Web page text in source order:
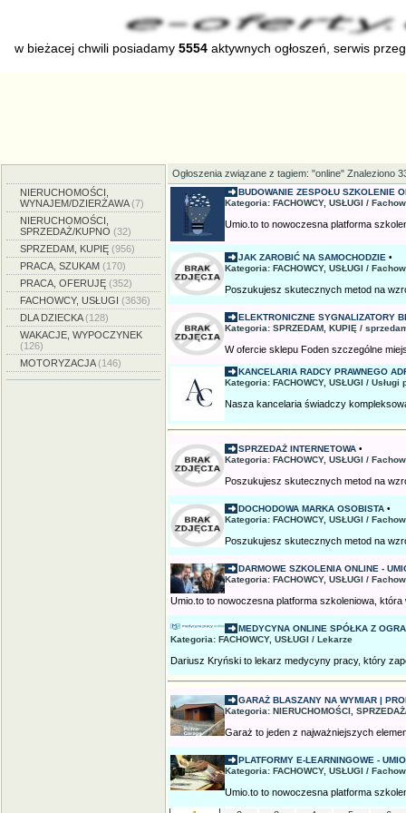
w bieżacej chwili posiadamy 5554 aktywnych ogłoszeń, serwis
NIERUCHOMOŚCI,
WYNAJEM/DZIERŻAWA(7)
NIERUCHOMOŚCI,
SPRZEDAŻ/KUPNO (32)
SPRZEDAM, KUPIĘ (956)
PRACA, SZUKAM (170)
PRACA, OFERUJĘ (352)
FACHOWCY, USŁUGI (3636)
DLA DZIECKA(128)
WAKACJE, WYPOCZYNEK
(126)
MOTORYZACJA(146)
Ogłoszenia związane z tagiem: "online" Znaleziono
BUDOWANIE ZESPOŁU SZKOLENIE
Kategoria: FACHOWCY, USŁUGI /
Umio.to to nowoczesna platforma
JAK ZAROBIĆ NA SAMOCHODZIE •
Kategoria: FACHOWCY, USŁUGI /
Poszukujesz skutecznych metod na
ELEKTRONICZNE SYGNALIZATORY
Kategoria: SPRZEDAM, KUPIĘ /
W ofercie sklepu Foden szczególne
KANCELARIA RADCY PRAWNEGO
Kategoria: FACHOWCY, USŁUGI / Usługi
Nasza kancelaria świadczy
SPRZEDAŻ INTERNETOWA •
Kategoria: FACHOWCY, USŁUGI /
Poszukujesz skutecznych metod na
DOCHODOWA MARKA OSOBISTA •
Kategoria: FACHOWCY, USŁUGI /
Poszukujesz skutecznych metod na
DARMOWE SZKOLENIA ONLINE -
Kategoria: FACHOWCY, USŁUGI /
Umio.to to nowoczesna platforma szkoleniowa,
MEDYCYNA ONLINE SPÓŁKA Z
Kategoria: FACHOWCY, USŁUGI / Lekarze
Dariusz Kryński to lekarz medycyny pracy, który
GARAŻ BLASZANY NA WYMIAR |
Kategoria: NIERUCHOMOŚCI,
Garaż to jeden z najważniejszych
PLATFORMY E-LEARNINGOWE -
Kategoria: FACHOWCY, USŁUGI /
Umio.to to nowoczesna platforma